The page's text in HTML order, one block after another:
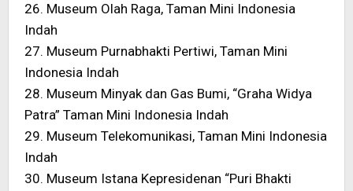
26. Museum Olah Raga, Taman Mini Indonesia
Indah
27. Museum Purnabhakti Pertiwi, Taman Mini
Indonesia Indah
28. Museum Minyak dan Gas Bumi, “Graha Widya
Patra” Taman Mini Indonesia Indah
29. Museum Telekomunikasi, Taman Mini Indonesia
Indah
30. Museum Istana Kepresidenan “Puri Bhakti